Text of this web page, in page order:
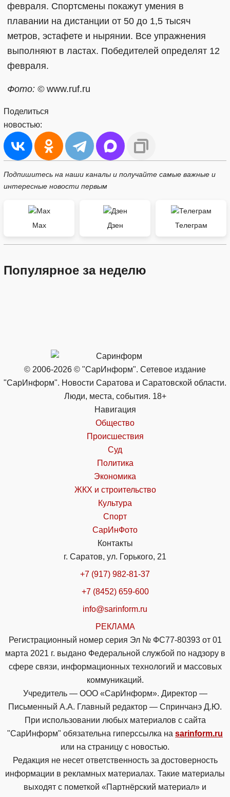
февраля. Спортсмены покажут умения в
плавании на дистанции от 50 до 1,5 тысяч
метров, эстафете и нырянии. Все упражнения
выполняют в ластах. Победителей определят 12
февраля.
Фото: © www.ruf.ru
Поделиться
новостью:
Подпишитесь на наши каналы и получайте самые важные и
интересные новости первым
Max Дзен Телеграм
Популярное за неделю
© 2006-2026 © "СарИнформ". Сетевое издание
"СарИнформ". Новости Саратова и Саратовской области.
Люди, места, события. 18+
Навигация
Общество
Происшествия
Суд
Политика
Экономика
ЖКХ и строительство
Культура
Спорт
СарИнФото
Контакты
г. Саратов, ул. Горького, 21
+7 (917) 982-81-37
+7 (8452) 659-600
info@sarinform.ru
РЕКЛАМА
Регистрационный номер серия Эл № ФС77-80393 от 01
марта 2021 г. выдано Федеральной службой по надзору в
сфере связи, информационных технологий и массовых
коммуникаций.
Учредитель — ООО «СарИнформ». Директор —
Письменный А.А. Главный редактор — Спринчанэ Д.Ю.
При использовании любых материалов с сайта
"СарИнформ" обязательна гиперссылка на sarinform.ru
или на страницу с новостью.
Редакция не несет ответственность за достоверность
информации в рекламных материалах. Такие материалы
выходят с пометкой «Партнёрский материал» и